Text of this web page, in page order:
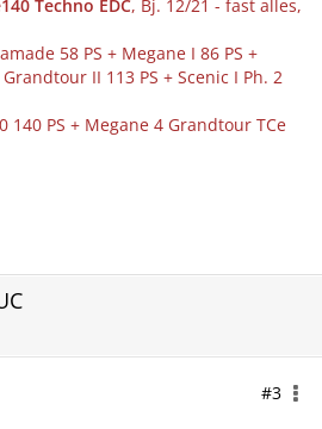
Techno EDC, Bj. 12/21 - fast alles,
58 PS + Megane I 86 PS +
II 113 PS + Scenic I Ph. 2
140 PS + Megane 4 Grandtour TCe
#3